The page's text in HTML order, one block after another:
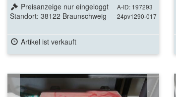
A-ID: 197293
24pv1290-017
Preisanzeige nur eingeloggt
Standort: 38122 Braunschweig
Artikel ist verkauft